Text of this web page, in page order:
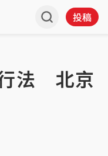
投稿
法 北京